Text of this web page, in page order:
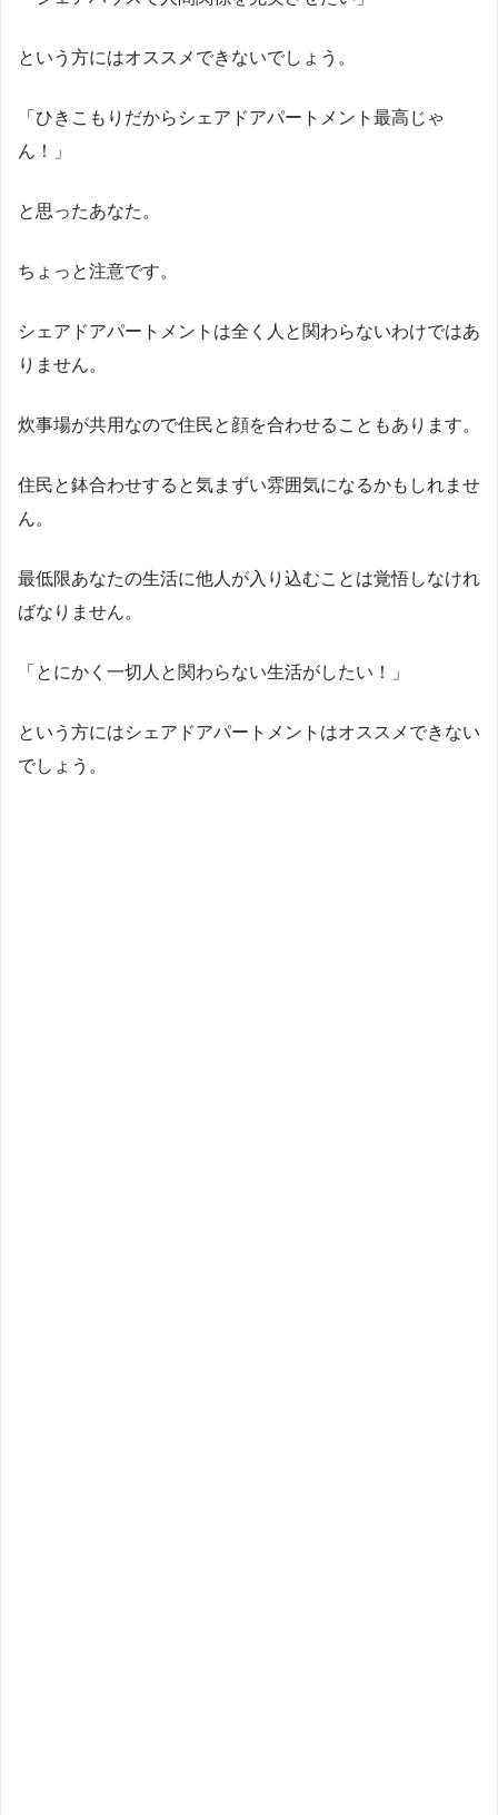
という方にはオススメできないでしょう。
「ひきこもりだからシェアドアパートメント最高じゃ
ん！」
と思ったあなた。
ちょっと注意です。
シェアドアパートメントは全く人と関わらないわけではあ
りません。
炊事場が共用なので住民と顔を合わせることもあります。
住民と鉢合わせすると気まずい雰囲気になるかもしれませ
ん。
最低限あなたの生活に他人が入り込むことは覚悟しなけれ
ばなりません。
「とにかく一切人と関わらない生活がしたい！」
という方にはシェアドアパートメントはオススメできない
でしょう。